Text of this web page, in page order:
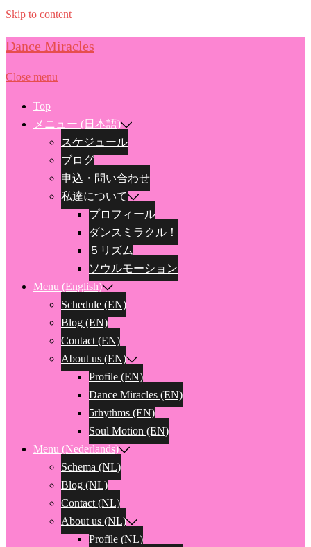
Skip to content
Dance Miracles
Close menu
Top
メニュー (日本語)
スケジュール
ブログ
申込・問い合わせ
私達について
プロフィール
ダンスミラクル！
５リズム
ソウルモーション
Menu (English)
Schedule (EN)
Blog (EN)
Contact (EN)
About us (EN)
Profile (EN)
Dance Miracles (EN)
5rhythms (EN)
Soul Motion (EN)
Menu (Nederlands)
Schema (NL)
Blog (NL)
Contact (NL)
About us (NL)
Profile (NL)